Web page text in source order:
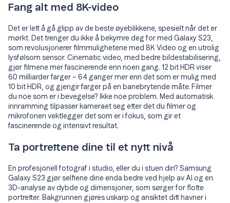
Fang alt med 8K-video
Det er lett å gå glipp av de beste øyeblikkene, spesielt når det er
mørkt. Det trenger du ikke å bekymre deg for med Galaxy S23,
som revolusjonerer filmmulighetene med 8K Video og en utrolig
lysfølsom sensor. Cinematic video, med bedre bildestabilisering,
gjør filmene mer fascinerende enn noen gang. 12 bit HDR viser
60 milliarder farger – 64 ganger mer enn det som er mulig med
10 bit HDR, og gjengir farger på en banebrytende måte. Filmer
du noe som er i bevegelse? Ikke noe problem. Med automatisk
innramming tilpasser kameraet seg etter det du filmer og
mikrofonen vektlegger det som er i fokus, som gir et
fascinerende og intensivt resultat.
Ta portrettene dine til et nytt nivå
En profesjonell fotograf i studio, eller du i stuen din? Samsung
Galaxy S23 gjør selfiene dine enda bedre ved hjelp av AI og en
3D-analyse av dybde og dimensjoner, som sørger for flotte
portretter. Bakgrunnen gjøres uskarp og ansiktet ditt havner i